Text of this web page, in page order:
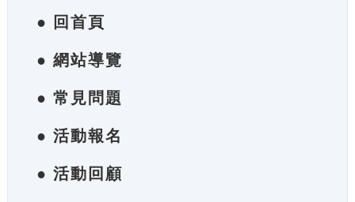
● 回首頁
● 網站導覽
● 常見問題
● 活動報名
● 活動回顧